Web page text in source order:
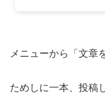
メニューから「文章
ためしに一本、投稿